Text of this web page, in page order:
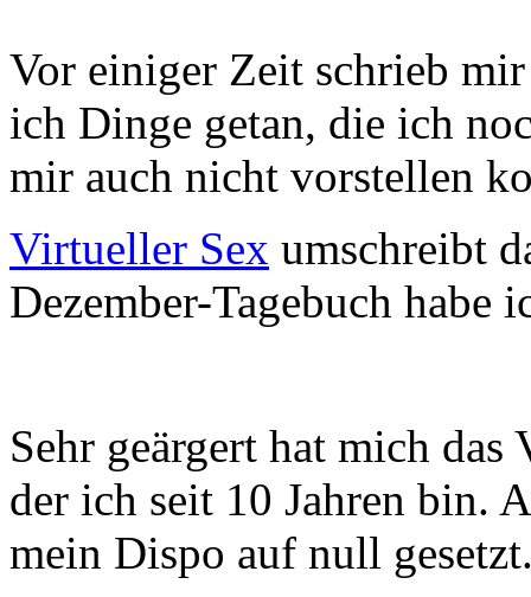
Vor einiger Zeit schrieb
ich Dinge getan, die ich
mir auch nicht vorstellen
Virtueller Sex umschreibt
Dezember-Tagebuch habe
Sehr geärgert hat mich das
der ich seit 10 Jahren bin.
mein Dispo auf null